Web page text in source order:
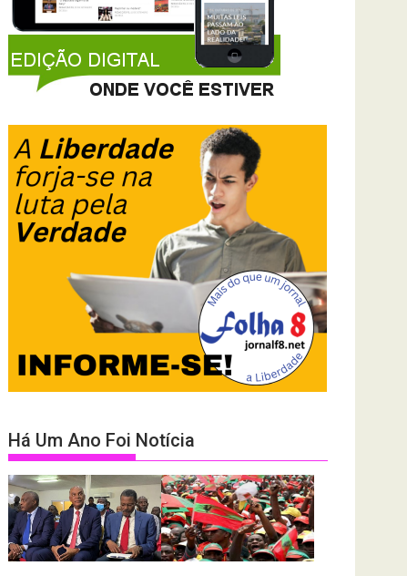
Há Um Ano Foi Notícia